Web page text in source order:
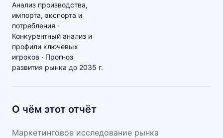
Анализ производства,
импорта, экспорта и
потребления ·
Конкурентный анализ и
профили ключевых
игроков · Прогноз
развития рынка до 2035 г.
О чём этот отчёт
Маркетинговое исследование рынка